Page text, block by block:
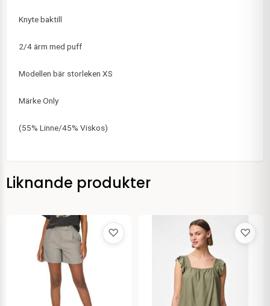
Knyte baktill
2/4 ärm med puff
Modellen bär storleken XS
Märke Only
(55% Linne/45% Viskos)
Liknande produkter
♡ ♡